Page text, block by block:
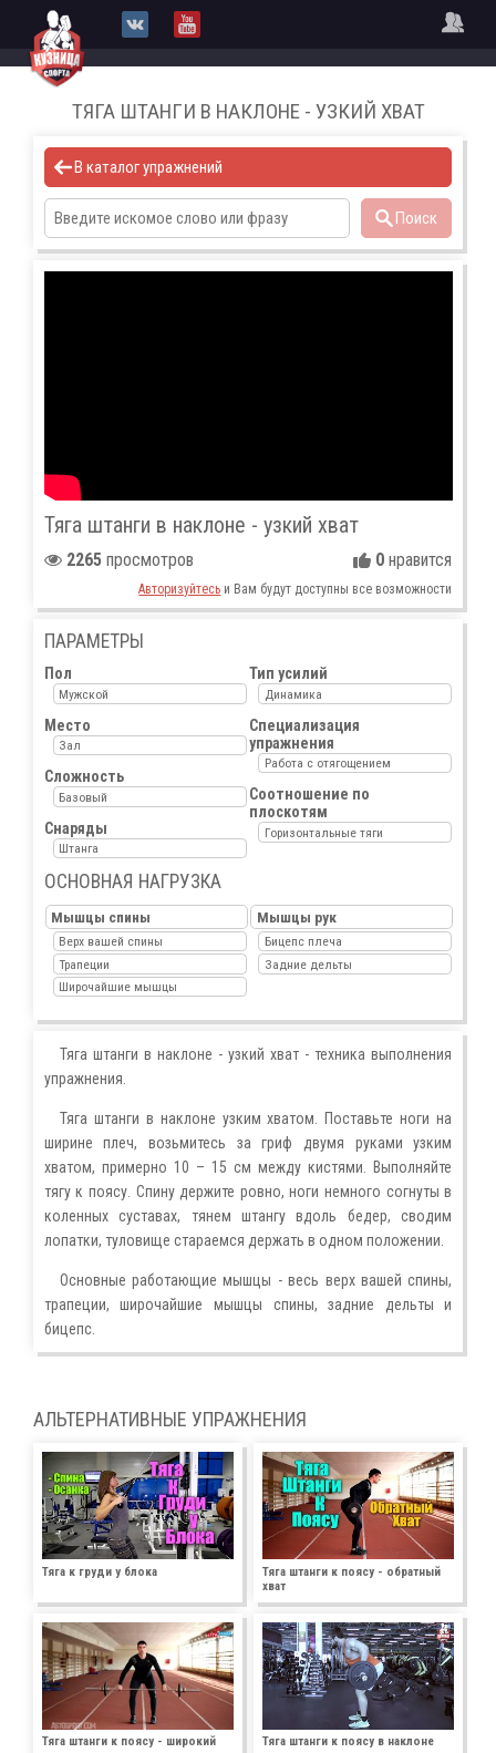
ТЯГА ШТАНГИ В НАКЛОНЕ - УЗКИЙ ХВАТ
В каталог упражнений
Поиск
Тяга штанги в наклоне - узкий хват
2265 просмотров 0нравится
Авторизуйтесь и Вам будут доступны все возможности
ПАРАМЕТРЫ
Пол
Мужской
Место
Зал
Сложность
Базовый
Снаряды
Штанга
Тип усилий
Динамика
Специализация
упражнения
Работа с отягощением
Соотношение по
плоскотям
Горизонтальные тяги
ОСНОВНАЯ НАГРУЗКА
Мышцы спины
Верх вашей спины
Трапеции
Широчайшие мышцы
Мышцы рук
Бицепс плеча
Задние дельты
Тяга штанги в наклоне - узкий хват - техника выполнения
упражнения.
Тяга штанги в наклоне узким хватом. Поставьте ноги на
ширине плеч, возьмитесь за гриф двумя руками узким
хватом, примерно 10 – 15 см между кистями. Выполняйте
тягу к поясу. Спину держите ровно, ноги немного согнуты в
коленных суставах, тянем штангу вдоль бедер, сводим
лопатки, туловище стараемся держать в одном положении.
Основные работающие мышцы - весь верх вашей спины,
трапеции, широчайшие мышцы спины, задние дельты и
бицепс.
АЛЬТЕРНАТИВНЫЕ УПРАЖНЕНИЯ
Тяга к груди у блока
Тяга штанги к поясу - обратный
хват
Тяга штанги к поясу - широкий
Тяга штанги к поясу в наклоне